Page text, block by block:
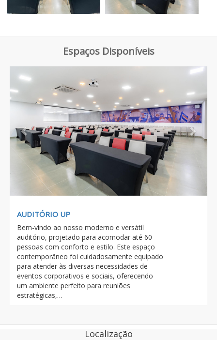
Espaços Disponíveis
Previous
Next
AUDITÓRIO UP
Bem-vindo ao nosso moderno e versátil
auditório, projetado para acomodar até 60
pessoas com conforto e estilo. Este espaço
contemporâneo foi cuidadosamente equipado
para atender às diversas necessidades de
eventos corporativos e sociais, oferecendo
um ambiente perfeito para reuniões
estratégicas,…
Localização